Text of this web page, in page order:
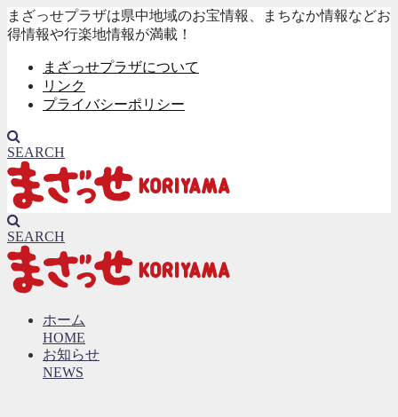
まざっせプラザは県中地域のお宝情報、まちなか情報などお
得情報や行楽地情報が満載！
まざっせプラザについて
リンク
プライバシーポリシー
SEARCH
SEARCH
ホーム
HOME
お知らせ
NEWS